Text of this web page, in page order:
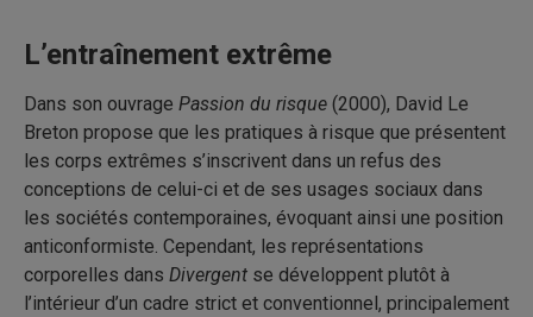
L’entraînement extrême
Dans son ouvrage Passion du risque (2000), David Le
Breton propose que les pratiques à risque que présentent
les corps extrêmes s’inscrivent dans un refus des
conceptions de celui-ci et de ses usages sociaux dans
les sociétés contemporaines, évoquant ainsi une position
anticonformiste. Cependant, les représentations
corporelles dans Divergent se développent plutôt à
l’intérieur d’un cadre strict et conventionnel, principalement